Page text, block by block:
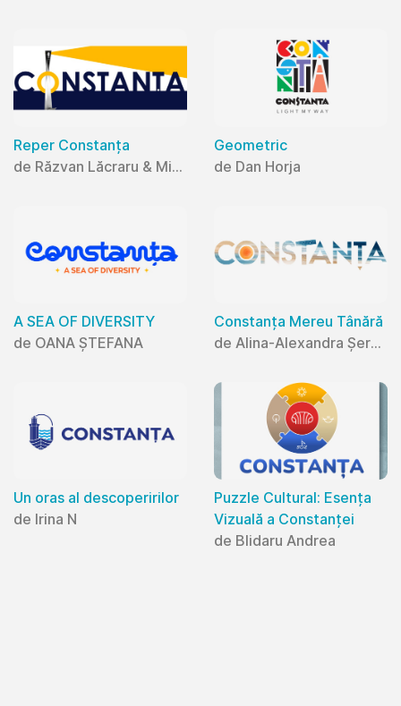
Reper Constanța
de Răzvan Lăcraru & Mihaela Lăcraru
Geometric
de Dan Horja
A SEA OF DIVERSITY
de OANA ȘTEFANA
Constanța Mereu Tânără
de Alina-Alexandra Șerban
Un oras al descoperirilor
de Irina N
Puzzle Cultural: Esența
Vizuală a Constanței
de Blidaru Andrea